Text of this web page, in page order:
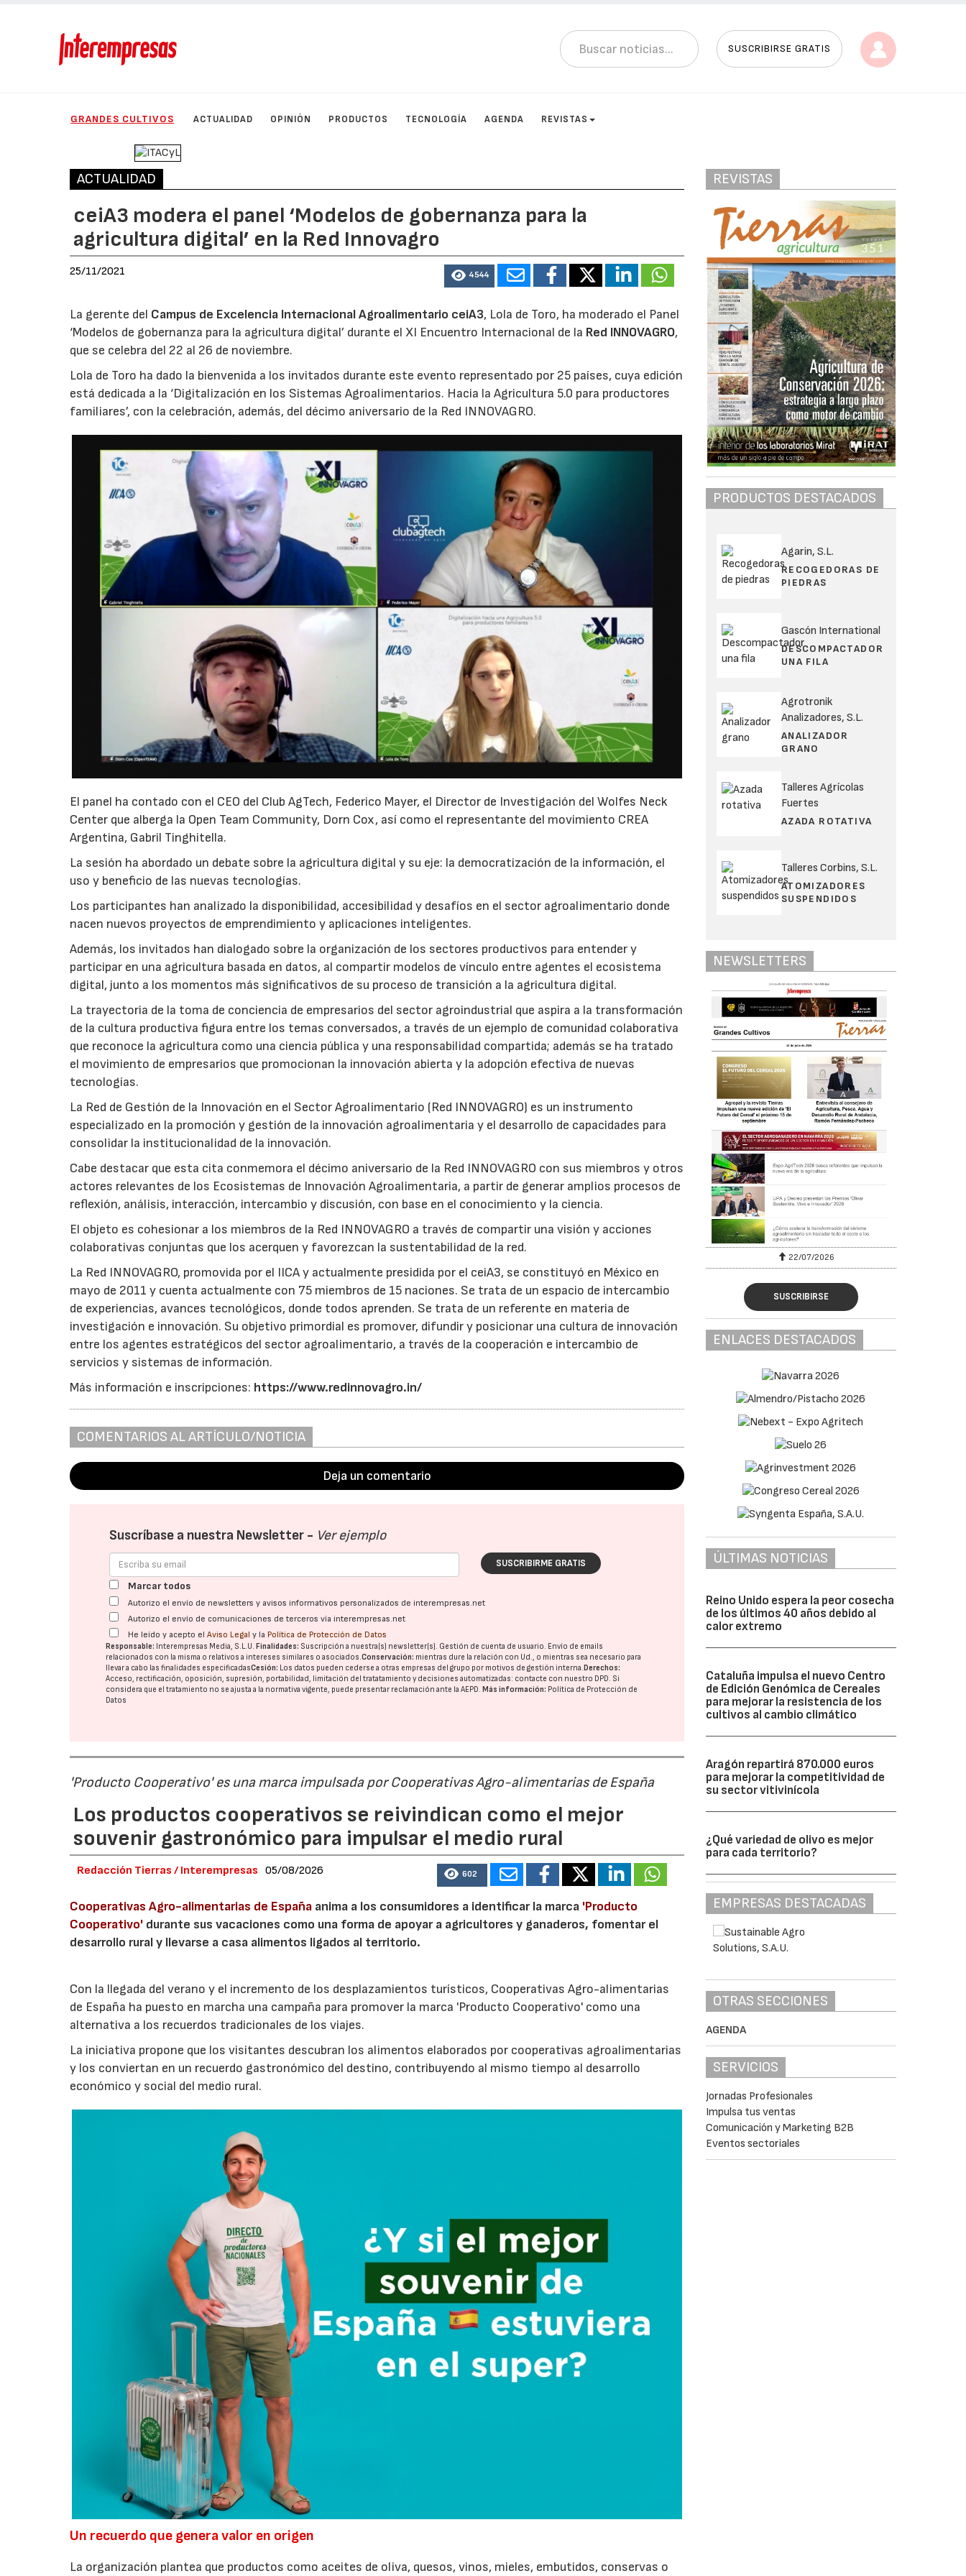
SUSCRIBIRSE GRATIS
GRANDES CULTIVOS ACTUALIDAD OPINIÓN PRODUCTOS TECNOLOGÍA AGENDA REVISTAS
ACTUALIDAD
ceiA3 modera el panel ‘Modelos de gobernanza para la
agricultura digital’ en la Red Innovagro
25/11/2021 4544
La gerente del Campus de Excelencia Internacional Agroalimentario ceiA3, Lola de Toro, ha moderado el Panel
‘Modelos de gobernanza para la agricultura digital’ durante el XI Encuentro Internacional de la Red INNOVAGRO,
que se celebra del 22 al 26 de noviembre.
Lola de Toro ha dado la bienvenida a los invitados durante este evento representado por 25 países, cuya edición
está dedicada a la ‘Digitalización en los Sistemas Agroalimentarios. Hacia la Agricultura 5.0 para productores
familiares’, con la celebración, además, del décimo aniversario de la Red INNOVAGRO.
El panel ha contado con el CEO del Club AgTech, Federico Mayer, el Director de Investigación del Wolfes Neck
Center que alberga la Open Team Community, Dorn Cox, así como el representante del movimiento CREA
Argentina, Gabril Tinghitella.
La sesión ha abordado un debate sobre la agricultura digital y su eje: la democratización de la información, el
uso y beneficio de las nuevas tecnologías.
Los participantes han analizado la disponibilidad, accesibilidad y desafíos en el sector agroalimentario donde
nacen nuevos proyectos de emprendimiento y aplicaciones inteligentes.
Además, los invitados han dialogado sobre la organización de los sectores productivos para entender y
participar en una agricultura basada en datos, al compartir modelos de vínculo entre agentes el ecosistema
digital, junto a los momentos más significativos de su proceso de transición a la agricultura digital.
La trayectoria de la toma de conciencia de empresarios del sector agroindustrial que aspira a la transformación
de la cultura productiva figura entre los temas conversados, a través de un ejemplo de comunidad colaborativa
que reconoce la agricultura como una ciencia pública y una responsabilidad compartida; además se ha tratado
el movimiento de empresarios que promocionan la innovación abierta y la adopción efectiva de nuevas
tecnologías.
La Red de Gestión de la Innovación en el Sector Agroalimentario (Red INNOVAGRO) es un instrumento
especializado en la promoción y gestión de la innovación agroalimentaria y el desarrollo de capacidades para
consolidar la institucionalidad de la innovación.
Cabe destacar que esta cita conmemora el décimo aniversario de la Red INNOVAGRO con sus miembros y otros
actores relevantes de los Ecosistemas de Innovación Agroalimentaria, a partir de generar amplios procesos de
reflexión, análisis, interacción, intercambio y discusión, con base en el conocimiento y la ciencia.
El objeto es cohesionar a los miembros de la Red INNOVAGRO a través de compartir una visión y acciones
colaborativas conjuntas que los acerquen y favorezcan la sustentabilidad de la red.
La Red INNOVAGRO, promovida por el IICA y actualmente presidida por el ceiA3, se constituyó en México en
mayo de 2011 y cuenta actualmente con 75 miembros de 15 naciones. Se trata de un espacio de intercambio
de experiencias, avances tecnológicos, donde todos aprenden. Se trata de un referente en materia de
investigación e innovación. Su objetivo primordial es promover, difundir y posicionar una cultura de innovación
entre los agentes estratégicos del sector agroalimentario, a través de la cooperación e intercambio de
servicios y sistemas de información.
Más información e inscripciones: https://www.redinnovagro.in/
COMENTARIOS AL ARTÍCULO/NOTICIA
Deja un comentario
Suscríbase a nuestra Newsletter - Ver ejemplo
SUSCRIBIRME GRATIS
Marcar todos
Autorizo el envío de newsletters y avisos informativos personalizados de interempresas.net
Autorizo el envío de comunicaciones de terceros vía interempresas.net
He leído y acepto elAviso Legal y la Política de Protección de Datos
Responsable: Interempresas Media, S.L.U.Finalidades: Suscripción a nuestra(s) newsletter(s). Gestión de cuenta de usuario. Envío de emails
relacionados con la misma o relativos a intereses similares o asociados.Conservación: mientras dure la relación con Ud., o mientras sea necesario para
llevar a cabo las finalidades especificadasCesión: Los datos pueden cederse a otras empresas del grupo por motivos de gestión interna.Derechos:
Acceso, rectificación, oposición, supresión, portabilidad, limitación del tratatamiento y decisiones automatizadas: contacte con nuestro DPD. Si
considera que el tratamiento no se ajusta a la normativa vigente, puede presentar reclamación ante laAEPD.Más información: Política de Protección de
Datos
'Producto Cooperativo' es una marca impulsada por Cooperativas Agro-alimentarias de España
Los productos cooperativos se reivindican como el mejor
souvenir gastronómico para impulsar el medio rural
Redacción Tierras / Interempresas 05/08/2026 602
Cooperativas Agro-alimentarias de España anima a los consumidores a identificar la marca 'Producto
Cooperativo' durante sus vacaciones como una forma de apoyar a agricultores y ganaderos, fomentar el
desarrollo rural y llevarse a casa alimentos ligados al territorio.
Con la llegada del verano y el incremento de los desplazamientos turísticos, Cooperativas Agro-alimentarias
de España ha puesto en marcha una campaña para promover la marca 'Producto Cooperativo' como una
alternativa a los recuerdos tradicionales de los viajes.
La iniciativa propone que los visitantes descubran los alimentos elaborados por cooperativas agroalimentarias
y los conviertan en un recuerdo gastronómico del destino, contribuyendo al mismo tiempo al desarrollo
económico y social del medio rural.
Un recuerdo que genera valor en origen
La organización plantea que productos como aceites de oliva, quesos, vinos, mieles, embutidos, conservas o
REVISTAS
PRODUCTOS DESTACADOS
Agarin, S.L.
RECOGEDORAS DE
PIEDRAS
Gascón International
DESCOMPACTADOR
UNA FILA
Agrotronik
Analizadores, S.L.
ANALIZADOR
GRANO
Talleres Agrícolas
Fuertes
AZADA ROTATIVA
Talleres Corbins, S.L.
ATOMIZADORES
SUSPENDIDOS
NEWSLETTERS
22/07/2026
SUSCRIBIRSE
ENLACES DESTACADOS
ÚLTIMAS NOTICIAS
Reino Unido espera la peor cosecha
de los últimos 40 años debido al
calor extremo
Cataluña impulsa el nuevo Centro
de Edición Genómica de Cereales
para mejorar la resistencia de los
cultivos al cambio climático
Aragón repartirá 870.000 euros
para mejorar la competitividad de
su sector vitivinícola
¿Qué variedad de olivo es mejor
para cada territorio?
EMPRESAS DESTACADAS
OTRAS SECCIONES
AGENDA
SERVICIOS
Jornadas Profesionales
Impulsa tus ventas
Comunicación y Marketing B2B
Eventos sectoriales